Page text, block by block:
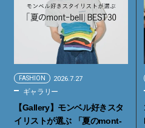
FASHION 2026.7.27
ギャラリー
【Gallery】モンベル好きスタ
イリストが選ぶ 「夏のmont-